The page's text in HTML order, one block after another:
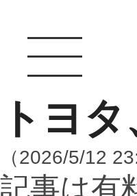
トヨ
（2026/5/12
記事は有